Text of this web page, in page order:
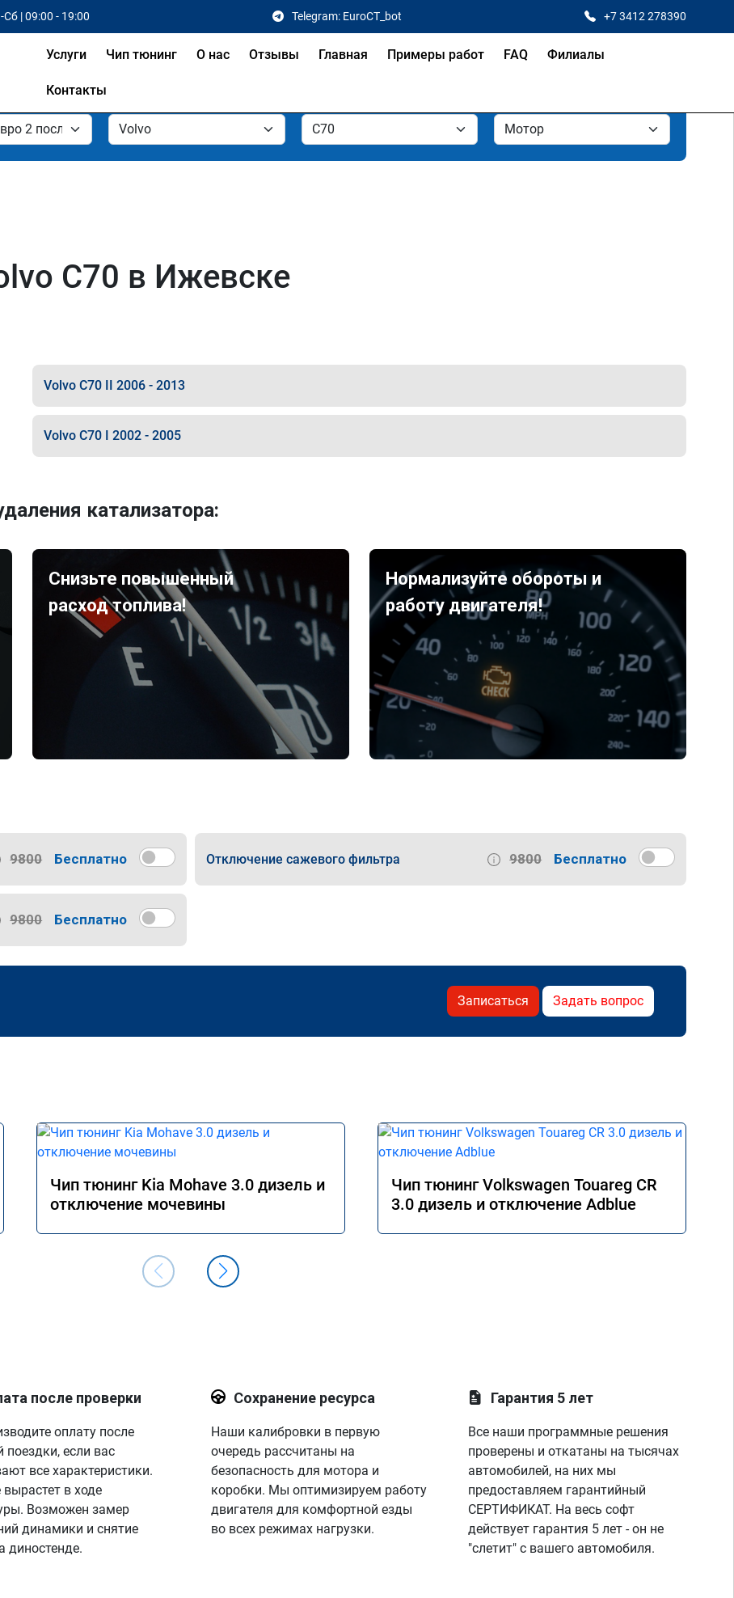
Сб | 09:00 - 19:00 Telegram: EuroCT_bot +7 3412 278390
Услуги Чип тюнинг О нас Отзывы Главная Примеры работ FAQ Филиалы
Контакты
C70 в Ижевске
Volvo C70 II 2006 - 2013
Volvo C70 I 2002 - 2005
катализатора:
Снизьте повышенный
расход топлива!
Нормализуйте обороты и
работу двигателя!
9800 Бесплатно Отключение сажевого фильтра 9800 Бесплатно
9800 Бесплатно
Записаться Задать вопрос
Чип тюнинг Kia Mohave 3.0 дизель и
отключение мочевины
Чип тюнинг Volkswagen Touareg CR
3.0 дизель и отключение Adblue
после проверки
оплату после
поездки, если вас
все характеристики.
в ходе
Возможен замер
динамики и снятие
диностенде.
Сохранение ресурса
Наши калибровки в первую
очередь рассчитаны на
безопасность для мотора и
коробки. Мы оптимизируем работу
двигателя для комфортной езды
во всех режимах нагрузки.
Гарантия 5 лет
Все наши программные решения
проверены и откатаны на тысячах
автомобилей, на них мы
предоставляем гарантийный
СЕРТИФИКАТ. На весь софт
действует гарантия 5 лет - он не
"слетит" с вашего автомобиля.